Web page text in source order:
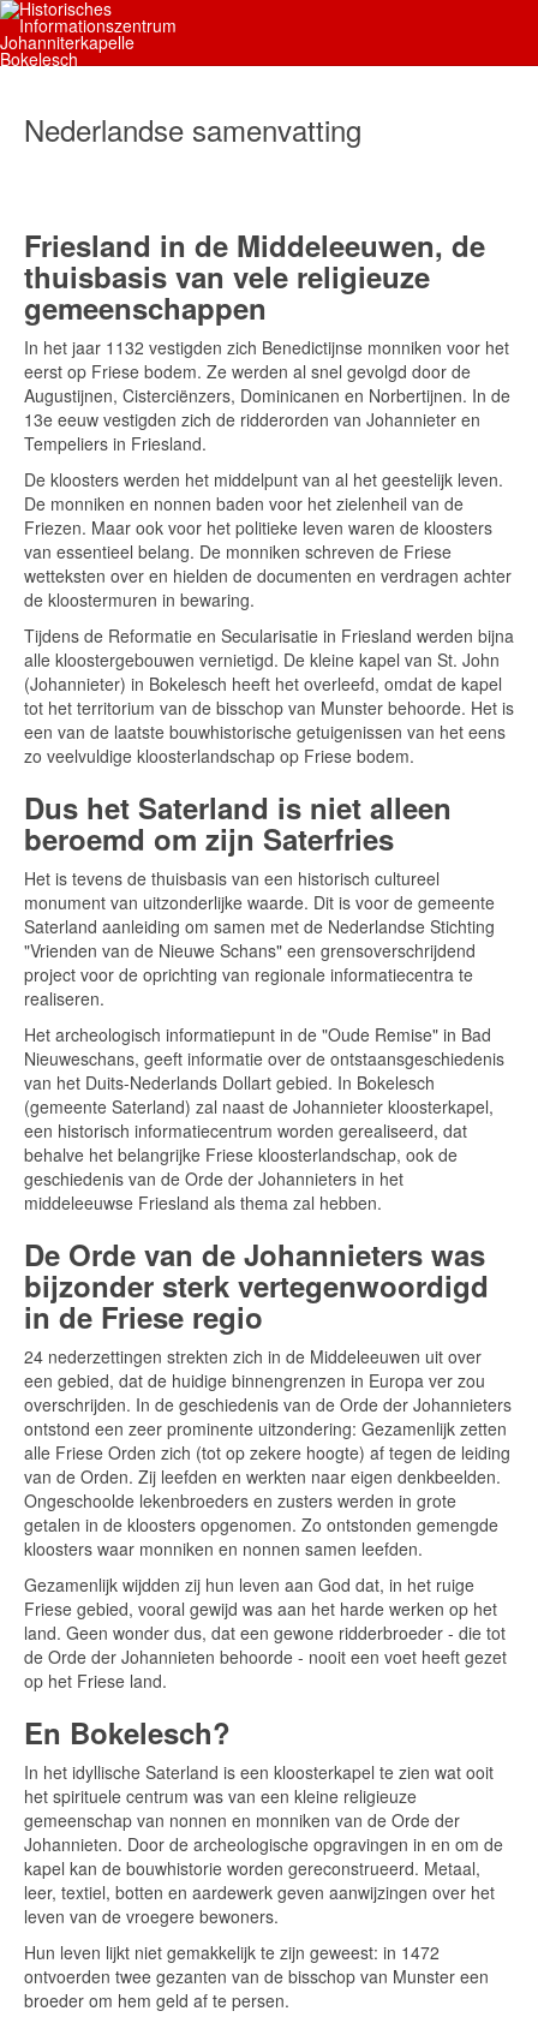
Nederlandse samenvatting
Friesland in de Middeleeuwen, de
thuisbasis van vele religieuze
gemeenschappen
In het jaar 1132 vestigden zich Benedictijnse monniken voor het
eerst op Friese bodem. Ze werden al snel gevolgd door de
Augustijnen, Cisterciënzers, Dominicanen en Norbertijnen. In de
13e eeuw vestigden zich de ridderorden van Johannieter en
Tempeliers in Friesland.
De kloosters werden het middelpunt van al het geestelijk leven.
De monniken en nonnen baden voor het zielenheil van de
Friezen. Maar ook voor het politieke leven waren de kloosters
van essentieel belang. De monniken schreven de Friese
wetteksten over en hielden de documenten en verdragen achter
de kloostermuren in bewaring.
Tijdens de Reformatie en Secularisatie in Friesland werden bijna
alle kloostergebouwen vernietigd. De kleine kapel van St. John
(Johannieter) in Bokelesch heeft het overleefd, omdat de kapel
tot het territorium van de bisschop van Munster behoorde. Het is
een van de laatste bouwhistorische getuigenissen van het eens
zo veelvuldige kloosterlandschap op Friese bodem.
Dus het Saterland is niet alleen
beroemd om zijn Saterfries
Het is tevens de thuisbasis van een historisch cultureel
monument van uitzonderlijke waarde. Dit is voor de gemeente
Saterland aanleiding om samen met de Nederlandse Stichting
"Vrienden van de Nieuwe Schans" een grensoverschrijdend
project voor de oprichting van regionale informatiecentra te
realiseren.
Het archeologisch informatiepunt in de "Oude Remise" in Bad
Nieuweschans, geeft informatie over de ontstaansgeschiedenis
van het Duits-Nederlands Dollart gebied. In Bokelesch
(gemeente Saterland) zal naast de Johannieter kloosterkapel,
een historisch informatiecentrum worden gerealiseerd, dat
behalve het belangrijke Friese kloosterlandschap, ook de
geschiedenis van de Orde der Johannieters in het
middeleeuwse Friesland als thema zal hebben.
De Orde van de Johannieters was
bijzonder sterk vertegenwoordigd
in de Friese regio
24 nederzettingen strekten zich in de Middeleeuwen uit over
een gebied, dat de huidige binnengrenzen in Europa ver zou
overschrijden. In de geschiedenis van de Orde der Johannieters
ontstond een zeer prominente uitzondering: Gezamenlijk zetten
alle Friese Orden zich (tot op zekere hoogte) af tegen de leiding
van de Orden. Zij leefden en werkten naar eigen denkbeelden.
Ongeschoolde lekenbroeders en zusters werden in grote
getalen in de kloosters opgenomen. Zo ontstonden gemengde
kloosters waar monniken en nonnen samen leefden.
Gezamenlijk wijdden zij hun leven aan God dat, in het ruige
Friese gebied, vooral gewijd was aan het harde werken op het
land. Geen wonder dus, dat een gewone ridderbroeder - die tot
de Orde der Johannieten behoorde - nooit een voet heeft gezet
op het Friese land.
En Bokelesch?
In het idyllische Saterland is een kloosterkapel te zien wat ooit
het spirituele centrum was van een kleine religieuze
gemeenschap van nonnen en monniken van de Orde der
Johannieten. Door de archeologische opgravingen in en om de
kapel kan de bouwhistorie worden gereconstrueerd. Metaal,
leer, textiel, botten en aardewerk geven aanwijzingen over het
leven van de vroegere bewoners.
Hun leven lijkt niet gemakkelijk te zijn geweest: in 1472
ontvoerden twee gezanten van de bisschop van Munster een
broeder om hem geld af te persen.